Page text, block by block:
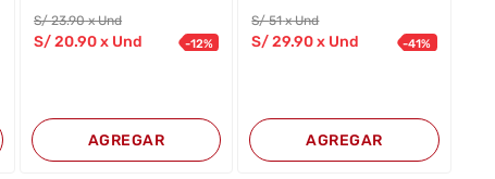
S/23.90 x Und
S/20.90x Und -12%
AGREGAR
S/51 x Und
S/29.90x Und -41%
AGREGAR